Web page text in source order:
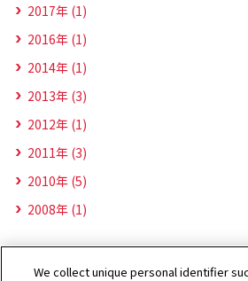
2017年 (1)
2016年 (1)
2014年 (1)
2013年 (3)
2012年 (1)
2011年 (3)
2010年 (5)
2008年 (1)
We collect unique personal identifier